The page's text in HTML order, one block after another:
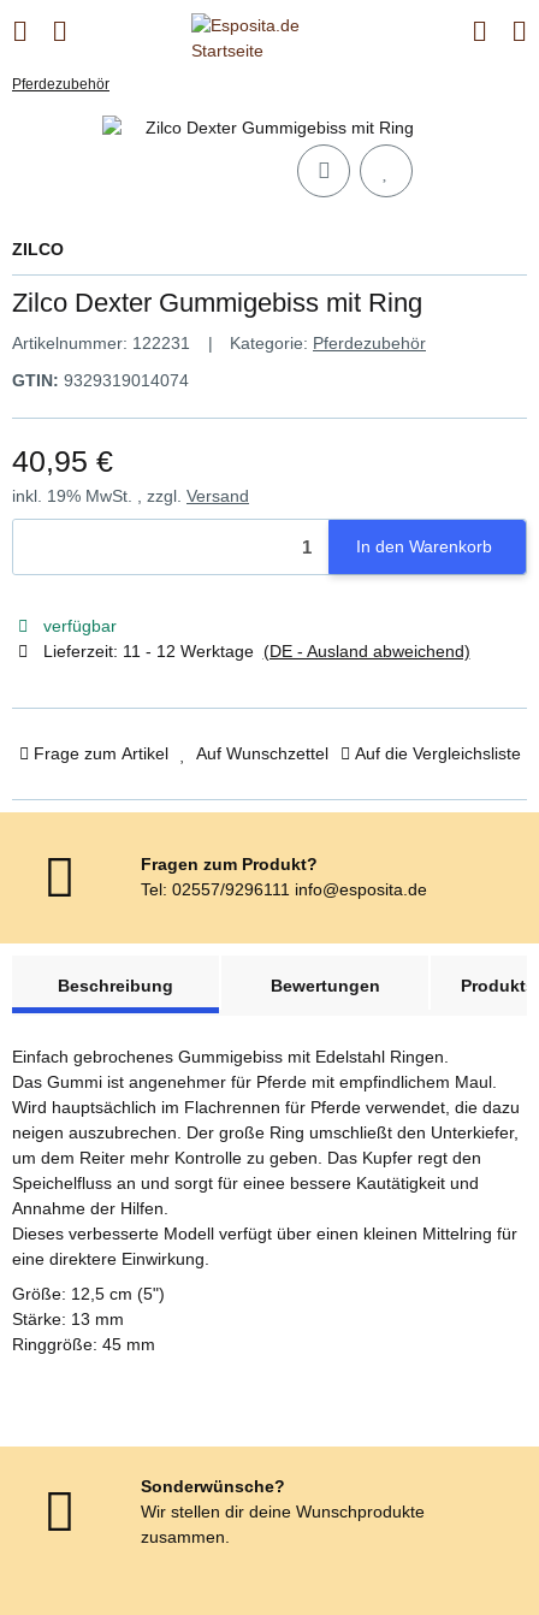
Pferdezubehör
ZILCO
Zilco Dexter Gummigebiss mit Ring
Artikelnummer: 122231 Kategorie: Pferdezubehör
GTIN: 9329319014074
40,95 €
inkl. 19% MwSt. , zzgl. Versand
In den Warenkorb
verfügbar
Lieferzeit: 11 - 12 Werktage (DE - Ausland abweichend)
Frage zum Artikel Auf Wunschzettel Auf die Vergleichsliste
Fragen zum Produkt?
Tel: 02557/9296111 info@esposita.de
Beschreibung
Bewertungen
Einfach gebrochenes Gummigebiss mit Edelstahl Ringen.
Das Gummi ist angenehmer für Pferde mit empfindlichem Maul.
Wird hauptsächlich im Flachrennen für Pferde verwendet, die dazu
neigen auszubrechen. Der große Ring umschließt den Unterkiefer,
um dem Reiter mehr Kontrolle zu geben. Das Kupfer regt den
Speichelfluss an und sorgt für einee bessere Kautätigkeit und
Annahme der Hilfen.
Dieses verbesserte Modell verfügt über einen kleinen Mittelring für
eine direktere Einwirkung.
Größe: 12,5 cm (5")
Stärke: 13 mm
Ringgröße: 45 mm
Sonderwünsche?
Wir stellen dir deine Wunschprodukte
zusammen.